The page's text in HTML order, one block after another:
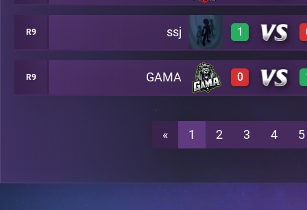
3 A5
R9 ssj 1
3 A5
R9 GAMA 0
0 A5
« 1 2 3 4 5